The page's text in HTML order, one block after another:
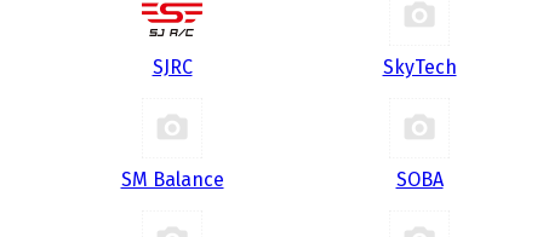
SJRC SkyTech
SM Balance SOBA